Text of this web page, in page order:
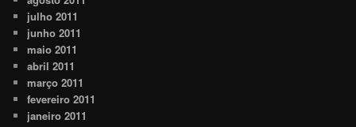
julho 2011
junho 2011
maio 2011
abril 2011
março 2011
fevereiro 2011
janeiro 2011